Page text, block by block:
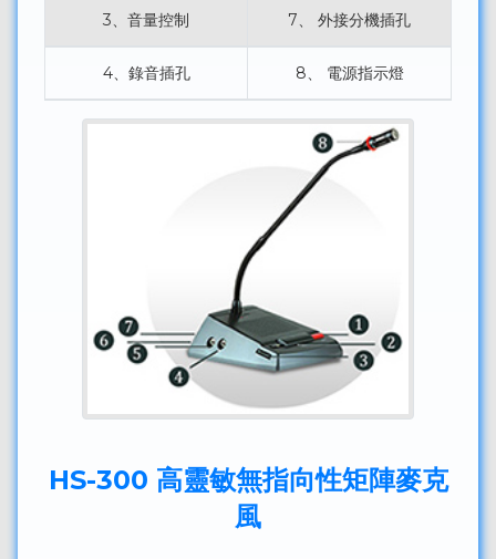
3、音量控制 7、 外接分機插孔
4、錄音插孔 8、 電源指示燈
HS-300 高靈敏無指向性矩陣麥克
風